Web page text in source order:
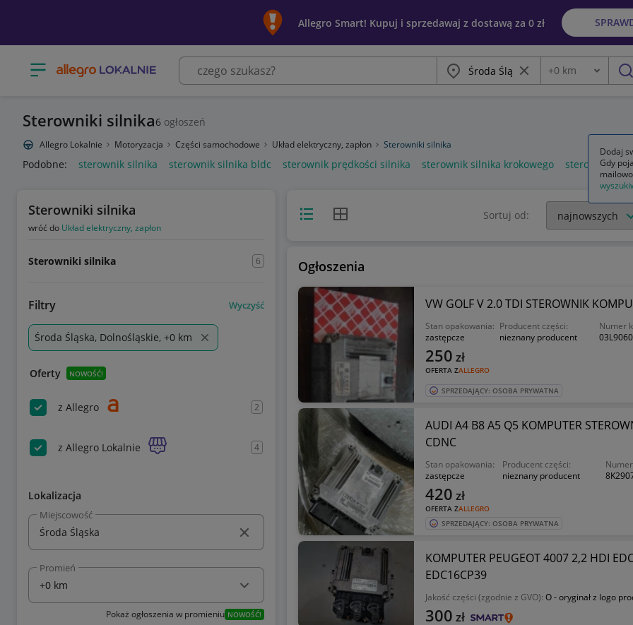
Allegro Smart! Kupuj i sprzedawaj z dostawą za 0 zł
Otwórz menu z kategoriami Miasto Wyczyść frazę
Odległość
+0 km
Sterowniki silnika6 ogłoszeń
Allegro Lokalnie Motoryzacja Części samochodowe Układ elektryczny, zapłon Sterowniki silnika
Podobne: sterownik silnika sterownik silnika bldc sterownik prędkości silnika sterownik silnika krokowego sterownik
Sterowniki silnika
wróć do Układ elektryczny, zapłon
Sterowniki silnika 6
Filtry Wyczyść
Środa Śląska, Dolnośląskie, +0 km
Oferty NOWOŚĆ!
z Allegro 2
z Allegro Lokalnie 4
Lokalizacja
Miejscowość
Promień
Pokaż ogłoszenia w promieniu NOWOŚĆ!
Widok listyWidok siatki Sortuj od:
Ogłoszenia
VW GOLF V 2.0 TDI STEROWNIK
Stan opakowania:
zastępcze
Producent części:
nieznany producent
Numer
OFERTA ZALLEGRO
250 zł
SPRZEDAJĄCY: OSOBA PRYWATNA
AUDI A4 B8 A5 Q5 KOMPUTER
CDNC
Stan opakowania:
zastępcze
Producent części:
nieznany producent
OFERTA ZALLEGRO
420 zł
SPRZEDAJĄCY: OSOBA PRYWATNA
KOMPUTER PEUGEOT 4007 2,2 HDI
EDC16CP39
Jakość części (zgodnie z GVO): O - oryginał z logo
300 zł
Dodaj
Gdy